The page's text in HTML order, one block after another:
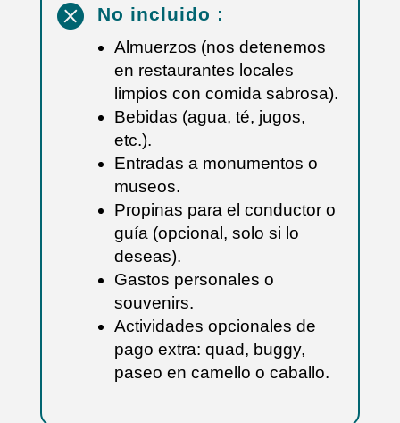
 No incluido :
Almuerzos (nos detenemos
en restaurantes locales
limpios con comida sabrosa).
Bebidas (agua, té, jugos,
etc.).
Entradas a monumentos o
museos.
Propinas para el conductor o
guía (opcional, solo si lo
deseas).
Gastos personales o
souvenirs.
Actividades opcionales de
pago extra: quad, buggy,
paseo en camello o caballo.